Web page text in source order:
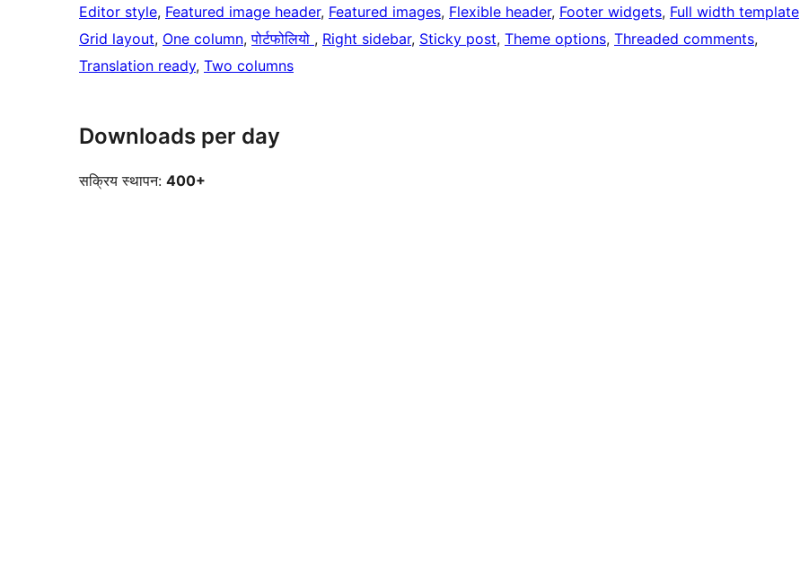
Editor style, Featured image header, Featured images, Flexible header, Footer widgets, Full width template
Grid layout, One column, पोर्टफोलियो , Right sidebar, Sticky post, Theme options, Threaded comments
Translation ready, Two columns
Downloads per day
सक्रिय स्थापन: 400+